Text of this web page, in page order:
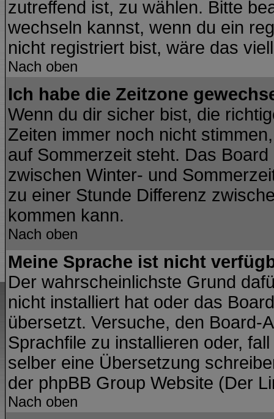
zutreffend ist, zu wählen. Bitte
wechseln kannst, wenn du ein
nicht registriert bist, wäre das
Nach oben
Ich habe die Zeitzone
Wenn du dir sicher bist, die
Zeiten immer noch nicht
auf Sommerzeit steht. Das
zwischen Winter- und
zu einer Stunde Differenz
kommen kann.
Nach oben
Meine Sprache ist nicht
Der wahrscheinlichste Grund
nicht installiert hat oder das
übersetzt. Versuche, den Board-
Sprachfile zu installieren oder,
selber eine Übersetzung
der phpBB Group Website (Der
Nach oben